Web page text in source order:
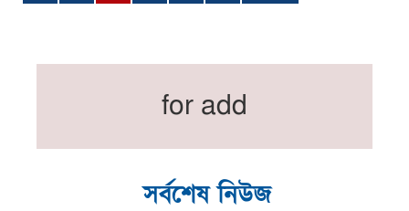
for add
সর্বশেষ নিউজ